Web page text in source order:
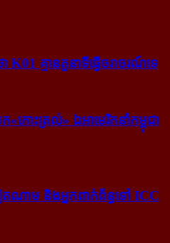
គ្មាន​តួនាទី​ធ្វើ​ចរាចរណ៍​ទេ
កោះ​ត្រល់» ឯ​អាមេរិក​នាំ​កម្ពុជា​
តណាម និង​អ្នក​ពាក់​ព័ន្ធ​ទៅ ICC